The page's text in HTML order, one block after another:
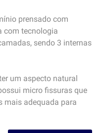
prensado com
com tecnologia
sendo 3 internas
um aspecto natural
micro fissuras que
mais adequada para